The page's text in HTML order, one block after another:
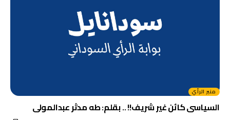
منبر الرأي
السياسى كائن غير شريف!! .. بقلم: طه مدثر عبدالمولى